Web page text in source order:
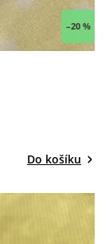
–20 %
Do košíku